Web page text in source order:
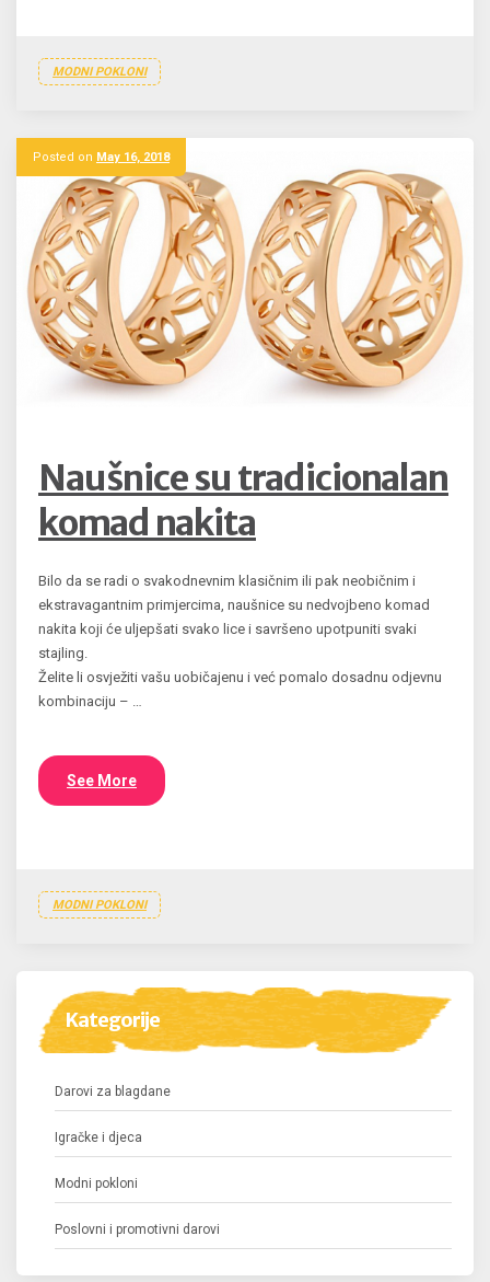
MODNI POKLONI
Posted on May 16, 2018
Naušnice su tradicionalan
komad nakita
Bilo da se radi o svakodnevnim klasičnim ili pak neobičnim i
ekstravagantnim primjercima, naušnice su nedvojbeno komad
nakita koji će uljepšati svako lice i savršeno upotpuniti svaki
stajling.
Želite li osvježiti vašu uobičajenu i već pomalo dosadnu odjevnu
kombinaciju – …
See More
MODNI POKLONI
Kategorije
Darovi za blagdane
Igračke i djeca
Modni pokloni
Poslovni i promotivni darovi